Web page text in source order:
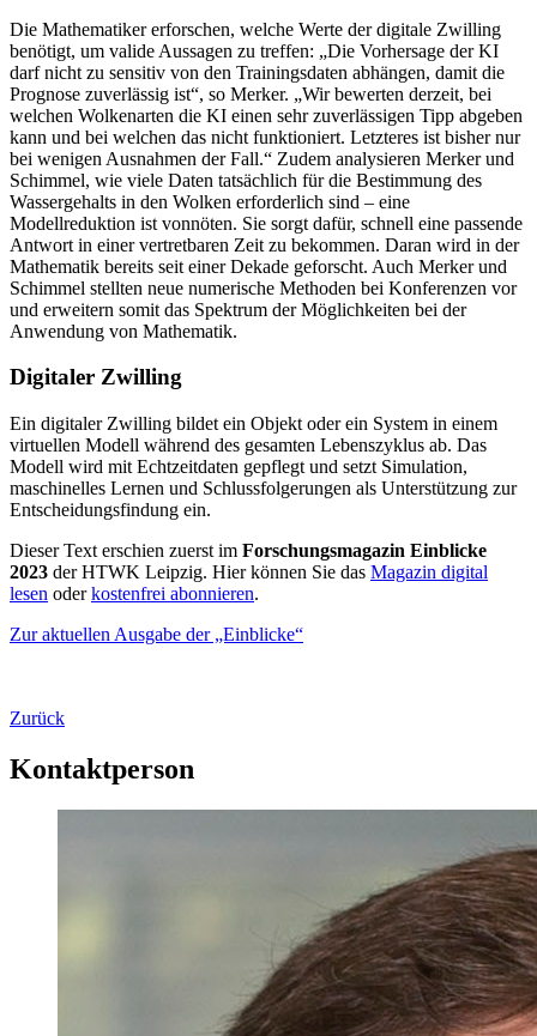
Die Mathematiker erforschen, welche Werte der digitale Zwilling
benötigt, um valide Aussagen zu treffen: „Die Vorhersage der KI
darf nicht zu sensitiv von den Trainingsdaten abhängen, damit die
Prognose zuverlässig ist“, so Merker. „Wir bewerten derzeit, bei
welchen Wolkenarten die KI einen sehr zuverlässigen Tipp abgeben
kann und bei welchen das nicht funktioniert. Letzteres ist bisher nur
bei wenigen Ausnahmen der Fall.“ Zudem analysieren Merker und
Schimmel, wie viele Daten tatsächlich für die Bestimmung des
Wassergehalts in den Wolken erforderlich sind – eine
Modellreduktion ist vonnöten. Sie sorgt dafür, schnell eine passende
Antwort in einer vertretbaren Zeit zu bekommen. Daran wird in der
Mathematik bereits seit einer Dekade geforscht. Auch Merker und
Schimmel stellten neue numerische Methoden bei Konferenzen vor
und erweitern somit das Spektrum der Möglichkeiten bei der
Anwendung von Mathematik.
Digitaler Zwilling
Ein digitaler Zwilling bildet ein Objekt oder ein System in einem
virtuellen Modell während des gesamten Lebenszyklus ab. Das
Modell wird mit Echtzeitdaten gepflegt und setzt Simulation,
maschinelles Lernen und Schlussfolgerungen als Unterstützung zur
Entscheidungsfindung ein.
Dieser Text erschien zuerst im Forschungsmagazin Einblicke
2023 der HTWK Leipzig. Hier können Sie das Magazin digital
lesen oderkostenfrei abonnieren.
Zur aktuellen Ausgabe der „Einblicke“
Zurück
Kontaktperson